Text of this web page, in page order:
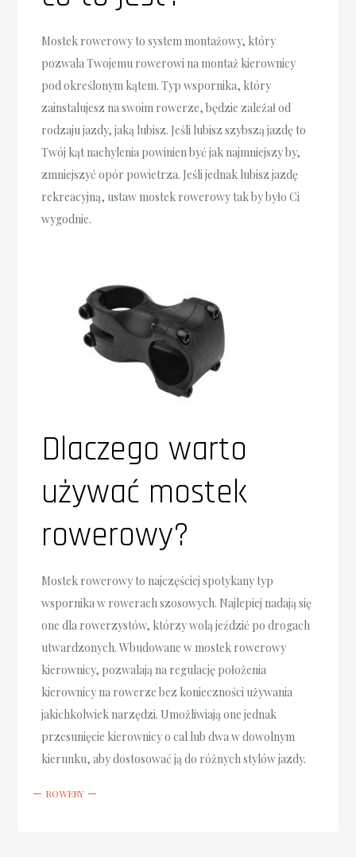
Mostek rowerowy to system montażowy, który
pozwala Twojemu rowerowi na montaż kierownicy
pod określonym kątem. Typ wspornika, który
zainstalujesz na swoim rowerze, będzie zależał od
rodzaju jazdy, jaką lubisz. Jeśli lubisz szybszą jazdę to
Twój kąt nachylenia powinien być jak najmniejszy by,
zmniejszyć opór powietrza. Jeśli jednak lubisz jazdę
rekreacyjną, ustaw mostek rowerowy tak by było Ci
wygodnie.
Dlaczego warto
używać mostek
rowerowy?
Mostek rowerowy to najczęściej spotykany typ
wspornika w rowerach szosowych. Najlepiej nadają się
one dla rowerzystów, którzy wolą jeździć po drogach
utwardzonych. Wbudowane w mostek rowerowy
kierownicy, pozwalają na regulację położenia
kierownicy na rowerze bez konieczności używania
jakichkolwiek narzędzi. Umożliwiają one jednak
przesunięcie kierownicy o cal lub dwa w dowolnym
kierunku, aby dostosować ją do różnych stylów jazdy.
ROWERY